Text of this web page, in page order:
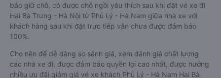
bảo giữ chỗ, có được chỗ ngồi yêu thích sau khi đặt vé xe đi
Hai Bà Trưng - Hà Nội từ Phủ Lý - Hà Nam giữa nhà xe với
khách hàng sau khi đặt trực tiếp vẫn chưa được đảm bảo
100%.
Cho nên để dễ dàng so sánh giá, xem đánh giá chất lượng
các nhà xe đi, được đảm bảo quyền lợi cao nhất, được hưởng
nhiều ưu đãi giảm giá vé xe khách Phủ Lý - Hà Nam Hai Bà